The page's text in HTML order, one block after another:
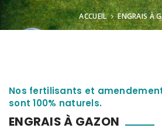
ACCUEIL ENGRAIS À
Nos fertilisants et
sont 100% naturels.
ENGRAIS À GAZON